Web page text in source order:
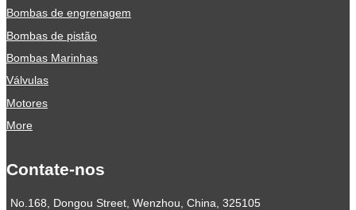
Bombas de engrenagem
Bombas de pistão
Bombas Marinhas
Válvulas
Motores
More
Contate-nos
No.168, Dongou Street, Wenzhou, China, 325105